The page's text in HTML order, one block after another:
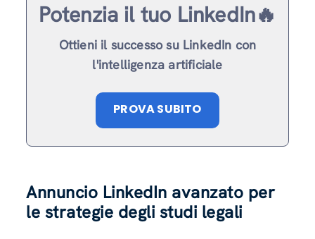
Potenzia il tuo LinkedIn🔥
Ottieni il successo su LinkedIn con
l'intelligenza artificiale
PROVA SUBITO
Annuncio LinkedIn avanzato per
le strategie degli studi legali